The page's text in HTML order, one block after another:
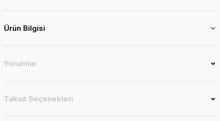
Ürün Bilgisi
Yorumlar
Taksit Seçenekleri